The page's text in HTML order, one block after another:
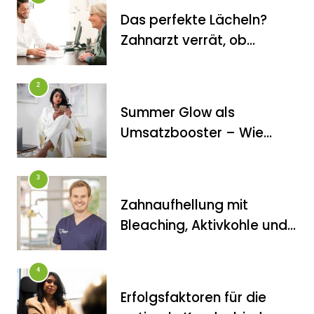
Das perfekte Lächeln?
Zahnarzt verrät, ob
2
Summer Glow als
Umsatzbooster – Wie
3
Zahnaufhellung mit
Bleaching, Aktivkohle und
4
Erfolgsfaktoren für die
FITNESS
Die perfekten Liegestütze
FITNESS